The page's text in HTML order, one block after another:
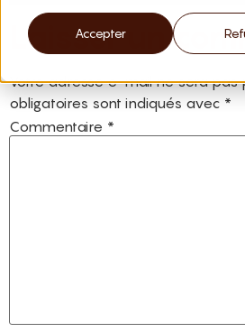
Accepter
Laisser un
Votre adresse e-mail ne sera pas
obligatoires sont indiqués avec *
Commentaire *